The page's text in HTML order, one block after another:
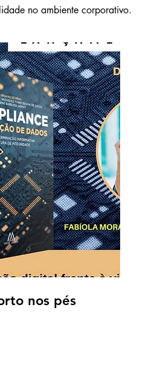
no ambiente corporativo.
nos pés